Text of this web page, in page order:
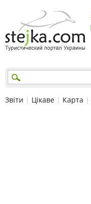
Звіти | Цікаве | Карта |